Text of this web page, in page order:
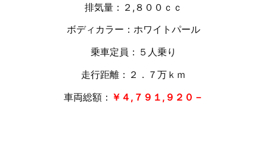
排気量：２,８００ｃｃ
ボディカラー：ホワイトパール
乗車定員：５人乗り
走行距離：２．７万 ｋｍ
車両総額： ￥４,７９１,９２０－